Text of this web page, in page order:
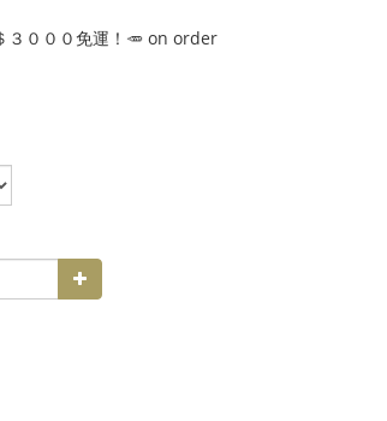
３０００免運！🥕 on order